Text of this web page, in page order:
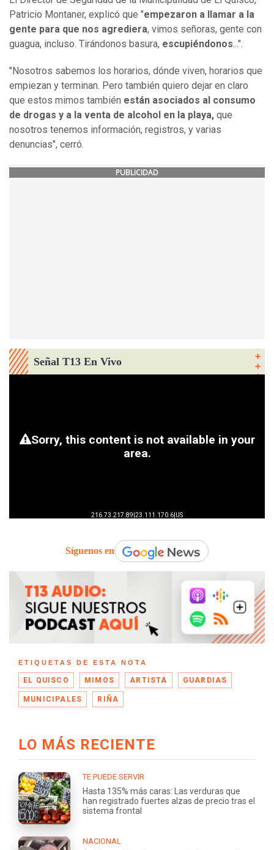
Patricio Montaner, explicó que "empezaron a llamar a la
gente para que nos agrediera, vimos señoras, gente con
guagua, incluso. Tirándonos basura, escupiéndonos...".
"Nosotros sabemos los horarios, dónde viven, horarios que
empiezan y terminan. Pero también quiero dejar en claro
que estos mimos también están asociados al consumo
de drogas y a la venta de alcohol en la playa, que
nosotros tenemos información, registros, y varias
denuncias", cerró.
PUBLICIDAD
Señal T13 En Vivo
Síguenos en
ETIQUETAS DE ESTA NOTA
EL QUISCO MIMOS ARTISTA GUARDIAS
MUNICIPALES RIÑA
LO MÁS RECIENTE
TE PUEDE SERVIR
Hasta 135% más caras: Las verduras que
han registrado fuertes alzas de precio tras el
sistema frontal
NACIONAL